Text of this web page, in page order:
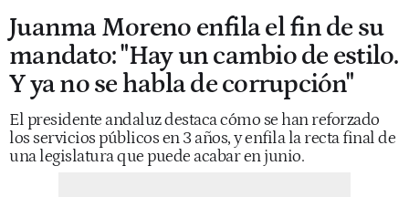
Juanma Moreno enfila el fin de su
mandato: "Hay un cambio de estilo.
Y ya no se habla de corrupción"
El presidente andaluz destaca cómo se han reforzado
los servicios públicos en 3 años, y enfila la recta final de
una legislatura que puede acabar en junio.